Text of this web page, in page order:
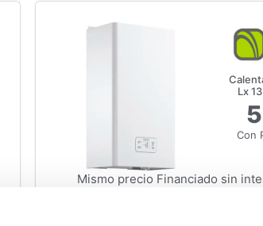
Lx
Con
Mismo precio Financiado sin
Apto para Gas Butano-